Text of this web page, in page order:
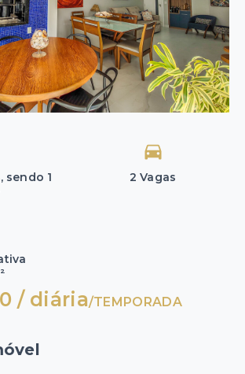
sendo 1
2 Vagas
/ diária/TEMPORADA